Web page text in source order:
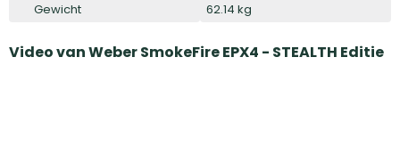
Gewicht
62.14 kg
Video vanWeber SmokeFire EPX4 - STEALTH Editie